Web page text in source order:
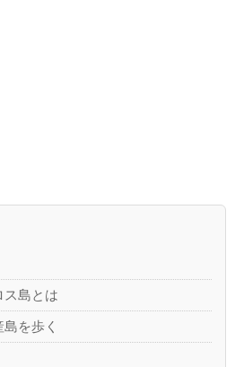
ス島とは
を歩く